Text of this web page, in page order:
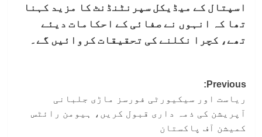
اسپتال کے میڈیکل سپرنٹنڈنٹ کا مزید کہنا
تھا کہ انہوں نے صفائی کے احکامات دیئے
تھے، کچرا نکلنے کی تحقیقات کروائیں گے۔
Post
navigation
Previous:
ریاست اور سیکیورٹی فورسز ماڑی جلبانی
آپریشن کی ذمہ داری قبول کریں، ہیومن رائٹس
کمیشن آف پاکستان